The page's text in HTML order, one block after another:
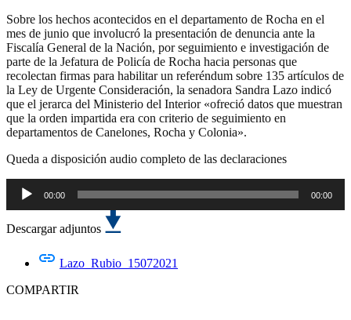
Sobre los hechos acontecidos en el departamento de Rocha en el
mes de junio que involucró la presentación de denuncia ante la
Fiscalía General de la Nación, por seguimiento e investigación de
parte de la Jefatura de Policía de Rocha hacia personas que
recolectan firmas para habilitar un referéndum sobre 135 artículos de
la Ley de Urgente Consideración, la senadora Sandra Lazo indicó
que el jerarca del Ministerio del Interior «ofreció datos que muestran
que la orden impartida era con criterio de seguimiento en
departamentos de Canelones, Rocha y Colonia».
Queda a disposición audio completo de las declaraciones
Reproductor
de
audio
00:00 00:00
Descargar adjuntos
Lazo_Rubio_15072021
COMPARTIR